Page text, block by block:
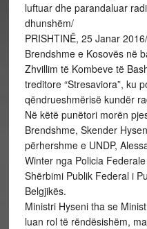
luftuar dhe parandaluar
dhunshëm/
PRISHTINË, 25 Janar
Brendshme e Kosovës në
Zhvillim të Kombeve të
treditore “Stresaviora”, ku
qëndrueshmërisë kundër
Në këtë punëtori morën
Brendshme, Skender
përhershme e UNDP,
Winter nga Policia
Shërbimi Publik Federal i
Belgjikës.
Ministri Hyseni tha se
luan rol të rëndësishëm,